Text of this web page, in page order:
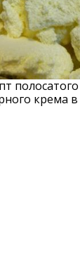
полосатого
крема в